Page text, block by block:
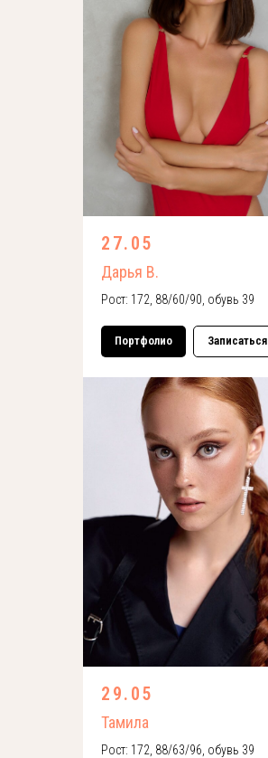
27.05
Дарья В.
Рост: 172, 88/60/90, обувь 39
Портфолио Записаться
29.05
Тамила
Рост: 172, 88/63/96, обувь 39